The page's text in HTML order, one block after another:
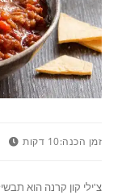
זמן הכנה:10 דקות
צ'ילי קון קרנה הוא